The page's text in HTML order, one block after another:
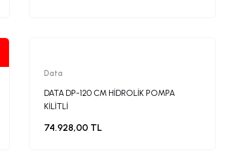
Data
DATA DP-120 CM HİDROLİK POMPA
KİLİTLİ
74.928,00 TL